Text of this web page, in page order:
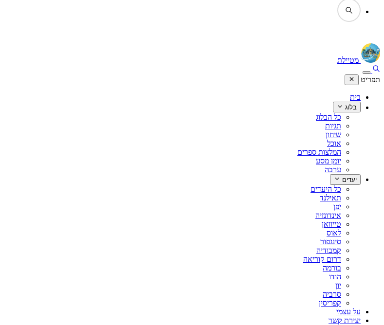
מטיילת
תפריט
בית
בלוג
כל הבלוג
תגיות
שיחון
אוכל
המלצות ספרים
יומן מסע
ערבה
יעדים
כל היעדים
תאילנד
יפן
אינדונזיה
טייוואן
לאוס
סינגפור
קמבודיה
דרום קוריאה
בורמה
הודו
יון
סרביה
קפריסין
על עצמי
יצירת קשר